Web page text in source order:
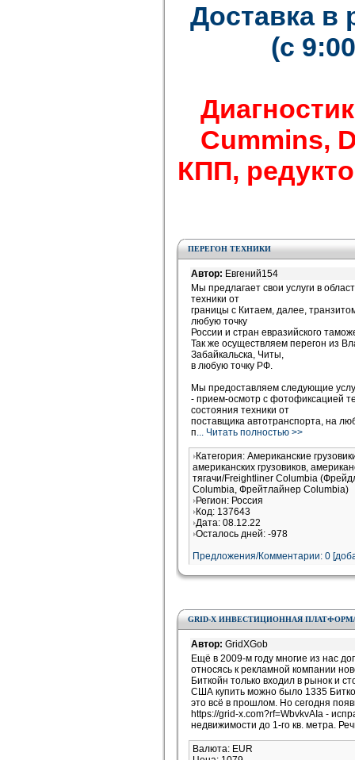
Доставка в
(с
Cummins,
КПП,
ПЕРЕГОН ТЕХНИКИ
Автор: Евгений154
Мы предлагает свои услуги в
техники от
границы с Китаем, далее,
любую точку
России и стран евразийского
Так же осуществляем перегон из
Забайкальска, Читы,
в любую точку РФ.
Мы предоставляем следующие
- прием-осмотр с фотофиксацией
состояния техники от
поставщика автотранспорта, на
п... Читать полностью >>
Категория: Американские
американских грузовиков,
тягачи/Freightliner Columbia
Columbia, Фрейтлайнер Columbia)
Регион: Россия
Код: 137643
Дата: 08.12.22
Осталось дней: -978
Предложения/Комментарии: 0
GRID-X ИНВЕСТИЦИОННАЯ
Автор: GridXGob
Ещё в 2009-м году многие из нас
относясь к рекламной компании
Биткойн только входил в рынок и
США купить можно было 1335
это всё в прошлом. Но сегодня
https://grid-x.com?rf=WbvkvAIa -
недвижимости до 1-го кв. метра.
Валюта: EUR